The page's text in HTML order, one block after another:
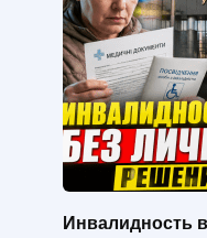
Инвалидность